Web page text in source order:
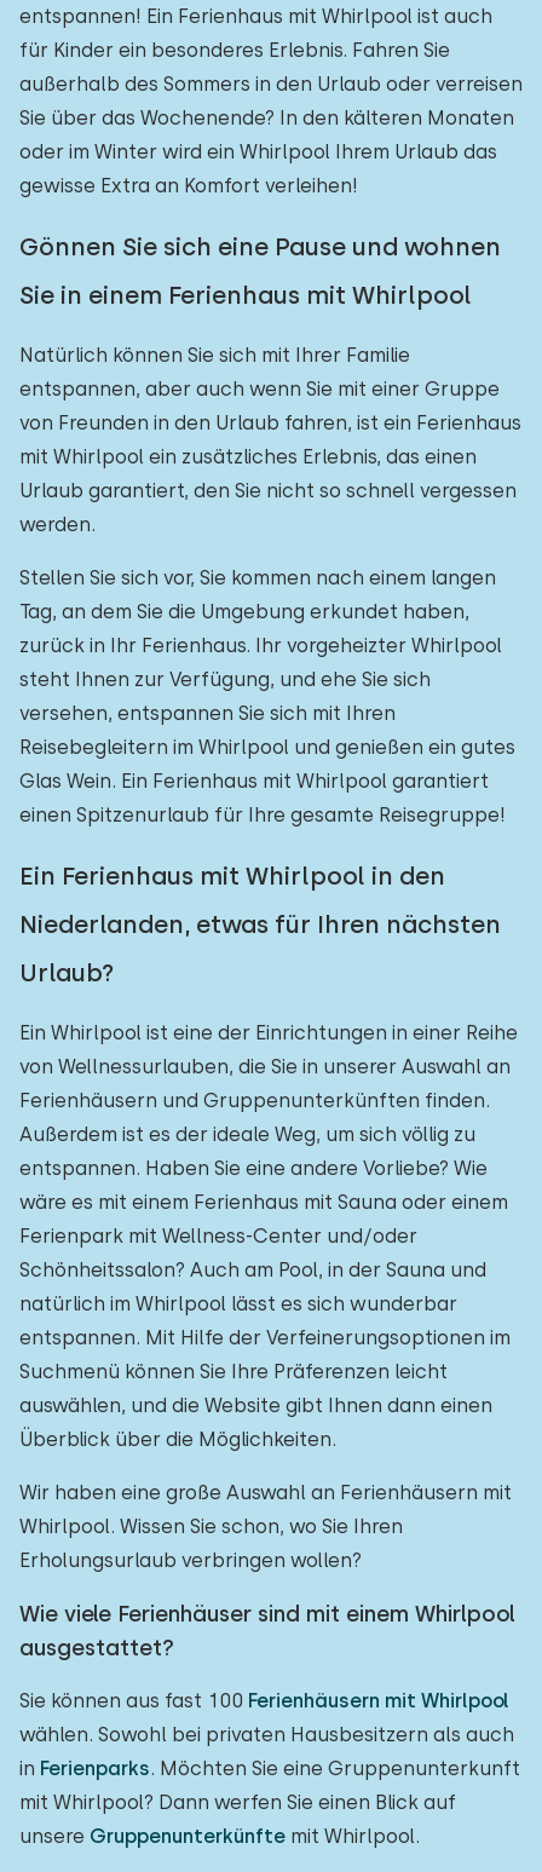
entspannen! Ein Ferienhaus mit Whirlpool ist auch
für Kinder ein besonderes Erlebnis. Fahren Sie
außerhalb des Sommers in den Urlaub oder verreisen
Sie über das Wochenende? In den kälteren Monaten
oder im Winter wird ein Whirlpool Ihrem Urlaub das
gewisse Extra an Komfort verleihen!
Gönnen Sie sich eine Pause und wohnen
Sie in einem Ferienhaus mit Whirlpool
Natürlich können Sie sich mit Ihrer Familie
entspannen, aber auch wenn Sie mit einer Gruppe
von Freunden in den Urlaub fahren, ist ein Ferienhaus
mit Whirlpool ein zusätzliches Erlebnis, das einen
Urlaub garantiert, den Sie nicht so schnell vergessen
werden.
Stellen Sie sich vor, Sie kommen nach einem langen
Tag, an dem Sie die Umgebung erkundet haben,
zurück in Ihr Ferienhaus. Ihr vorgeheizter Whirlpool
steht Ihnen zur Verfügung, und ehe Sie sich
versehen, entspannen Sie sich mit Ihren
Reisebegleitern im Whirlpool und genießen ein gutes
Glas Wein. Ein Ferienhaus mit Whirlpool garantiert
einen Spitzenurlaub für Ihre gesamte Reisegruppe!
Ein Ferienhaus mit Whirlpool in den
Niederlanden, etwas für Ihren nächsten
Urlaub?
Ein Whirlpool ist eine der Einrichtungen in einer Reihe
von Wellnessurlauben, die Sie in unserer Auswahl an
Ferienhäusern und Gruppenunterkünften finden.
Außerdem ist es der ideale Weg, um sich völlig zu
entspannen. Haben Sie eine andere Vorliebe? Wie
wäre es mit einem Ferienhaus mit Sauna oder einem
Ferienpark mit Wellness-Center und/oder
Schönheitssalon? Auch am Pool, in der Sauna und
natürlich im Whirlpool lässt es sich wunderbar
entspannen. Mit Hilfe der Verfeinerungsoptionen im
Suchmenü können Sie Ihre Präferenzen leicht
auswählen, und die Website gibt Ihnen dann einen
Überblick über die Möglichkeiten.
Wir haben eine große Auswahl an Ferienhäusern mit
Whirlpool. Wissen Sie schon, wo Sie Ihren
Erholungsurlaub verbringen wollen?
Wie viele Ferienhäuser sind mit einem Whirlpool
ausgestattet?
Sie können aus fast 100 Ferienhäusern mit Whirlpool
wählen. Sowohl bei privaten Hausbesitzern als auch
in Ferienparks. Möchten Sie eine Gruppenunterkunft
mit Whirlpool? Dann werfen Sie einen Blick auf
unsere Gruppenunterkünfte mit Whirlpool.